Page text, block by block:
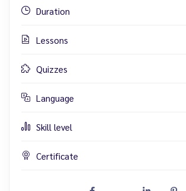
Duration
Lessons
Quizzes
Language
Skill level
Certificate